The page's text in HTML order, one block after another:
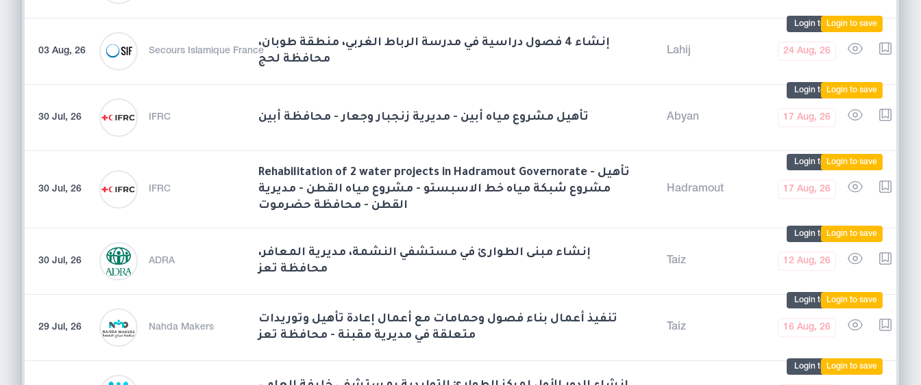
03 Aug, 26 Secours Islamique France
إنشاء 4 فصول دراسية في مدرسة الرباط الغربي، منطقة طوبان،
محافظة لحج
Lahij 24 Aug, 26
Login to markLogin to save
30 Jul, 26 IFRC تأهيل مشروع مياه أبين - مديرية زنجبار وجعار - محافظة أبين Abyan 17 Aug, 26
Login to markLogin to save
30 Jul, 26 IFRC
Rehabilitation of 2 water projects in Hadramout Governorate - تأهيل
مشروع شبكة مياه خط الاسبستو - مشروع مياه القطن - مديرية
القطن - محافظة حضرموت
Hadramout 17 Aug, 26
Login to markLogin to save
30 Jul, 26 ADRA
إنشاء مبنى الطوارئ في مستشفي النشمة، مديرية المعافر،
محافظة تعز
Taiz 12 Aug, 26
Login to markLogin to save
29 Jul, 26 Nahda Makers
تنفيذ أعمال بناء فصول وحمامات مع أعمال إعادة تأهيل وتوريدات
متعلقة في مديرية مقبنة - محافظة تعز
Taiz 16 Aug, 26
Login to markLogin to save
Login to markLogin to save